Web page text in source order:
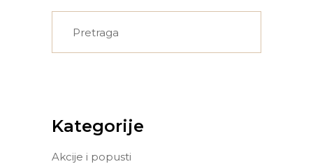
Kategorije
Akcije i popusti